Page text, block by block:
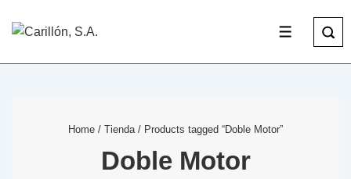
Home / Tienda/ Products tagged “Doble Motor”
Doble Motor